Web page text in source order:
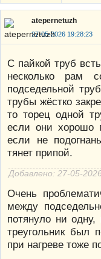
atepernetuzh
27-05-2026 19:28:23
С пайкой труб
несколько рам
подседельной
трубы жёстко
то торец одной
если они хорошо
если не
тянет припой.
Добавлено: 27-05-
Очень
между
потянуло ни
треугольник был
при нагреве тоже